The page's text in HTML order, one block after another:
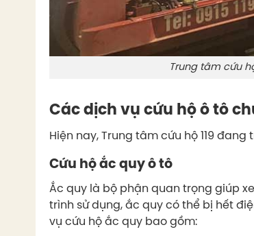
Trung tâm cứu
Các dịch vụ cứu hộ ô tô
Hiện nay, Trung tâm cứu hộ 119
Cứu hộ ắc quy ô tô
Ắc quy là bộ phận quan trọng giúp
trình sử dụng, ắc quy có thể bị hết
vụ cứu hộ ắc quy bao gồm: